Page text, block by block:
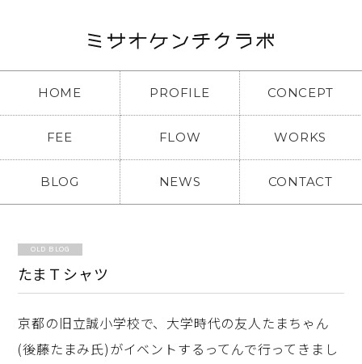
HOME PROFILE CONCEPT
FEE FLOW WORKS
BLOG NEWS CONTACT
OLD BLOG
たまＴシャツ
京都の旧立誠小学校で、大学時代の友人たまちゃん
(後藤たまみ氏)がイベントするってんで行ってきまし